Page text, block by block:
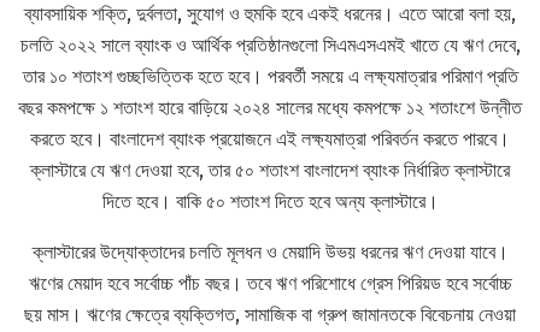
ব্যাবসায়িক শক্তি, দুর্বলতা, সুযোগ ও হুমকি হবে একই ধরনের। এতে আরো বলা হয়,
চলতি ২০২২ সালে ব্যাংক ও আর্থিক প্রতিষ্ঠানগুলো সিএমএসএমই খাতে যে ঋণ দেবে,
তার ১০ শতাংশ গুচ্ছভিত্তিক হতে হবে। পরবর্তী সময়ে এ লক্ষ্যমাত্রার পরিমাণ প্রতি
বছর কমপক্ষে ১ শতাংশ হারে বাড়িয়ে ২০২৪ সালের মধ্যে কমপক্ষে ১২ শতাংশে উন্নীত
করতে হবে। বাংলাদেশ ব্যাংক প্রয়োজনে এই লক্ষ্যমাত্রা পরিবর্তন করতে পারবে।
ক্লাস্টারে যে ঋণ দেওয়া হবে, তার ৫০ শতাংশ বাংলাদেশ ব্যাংক নির্ধারিত ক্লাস্টারে
দিতে হবে। বাকি ৫০ শতাংশ দিতে হবে অন্য ক্লাস্টারে।
ক্লাস্টারের উদ্যোক্তাদের চলতি মূলধন ও মেয়াদি উভয় ধরনের ঋণ দেওয়া যাবে।
ঋণের মেয়াদ হবে সর্বোচ্চ পাঁচ বছর। তবে ঋণ পরিশোধে গ্রেস পিরিয়ড হবে সর্বোচ্চ
ছয় মাস। ঋণের ক্ষেত্রে ব্যক্তিগত, সামাজিক বা গ্রুপ জামানতকে বিবেচনায় নেওয়া